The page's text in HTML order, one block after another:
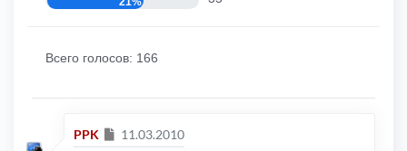
Всего голосов: 166
PPK Сообщение
11.03.2010